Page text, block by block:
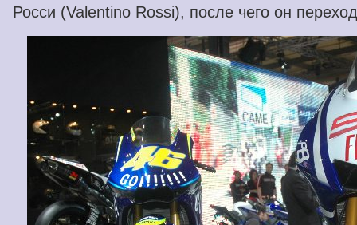
Росси (Valentino Rossi), после чего он